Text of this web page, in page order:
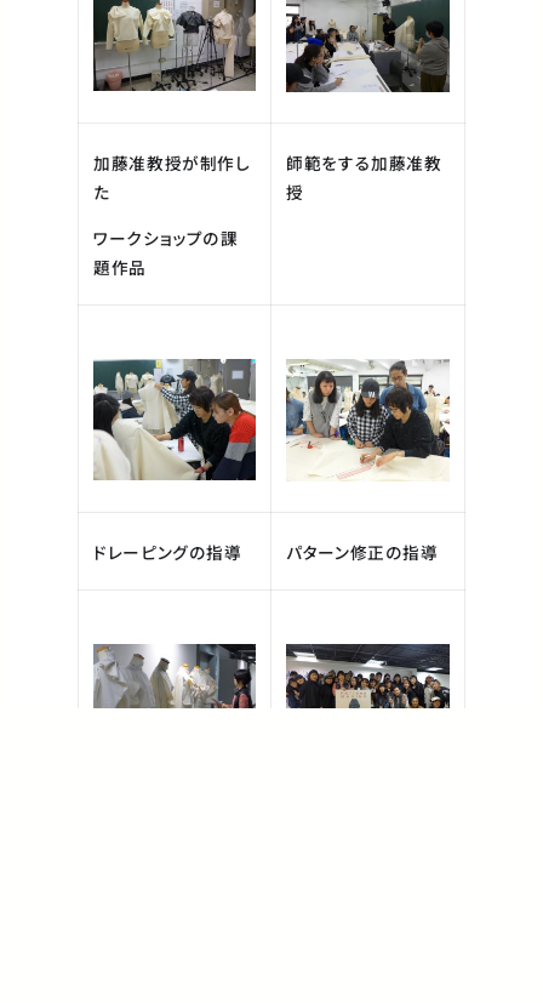
加藤准教授が制作し
た
ワークショップの課
題作品
師範をする加藤准教
授
ドレーピングの指導 パターン修正の指導